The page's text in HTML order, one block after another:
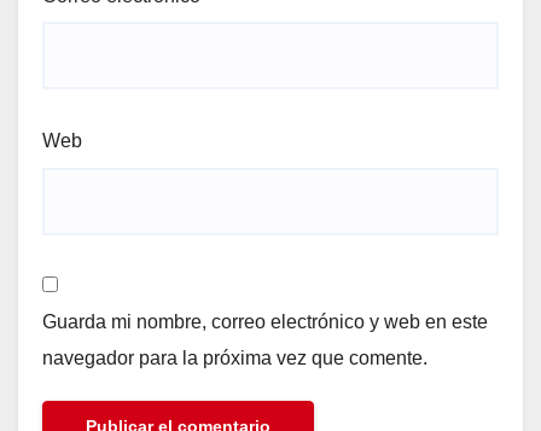
Web
Guarda mi nombre, correo electrónico y web en este
navegador para la próxima vez que comente.